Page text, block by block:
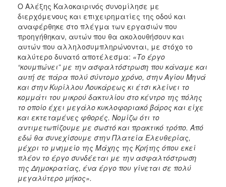
Ο Αλέξης Καλοκαιρινός συνομίλησε με
διερχόμενους και επιχειρηματίες της οδού και
αναφέρθηκε στο πλέγμα των εργασιών που
προηγήθηκαν, αυτών που θα ακολουθήσουν και
αυτών που αλληλοσυμπληρώνονται, με στόχο το
καλύτερο δυνατό αποτέλεσμα: «Το έργο
“κουμπώνει” με την ασφαλτόστρωση που κάναμε και
αυτή σε πάρα πολύ σύντομο χρόνο, στην Αγίου Μηνά
και στην Κυρίλλου Λουκάρεως κι έτσι κλείνει το
κομμάτι του μικρού δακτυλίου στο κέντρο της πόλης
το οποίο έχει μεγάλο κυκλοφοριακό βάρος και είχε
και εκτεταμένες φθορές. Νομίζω ότι το
αντιμετωπίζουμε με σωστό και πρακτικό τρόπο. Από
εδώ θα συνεχίσουμε στην Πλατεία Ελευθερίας,
μέχρι το μνημείο της Μάχης της Κρήτης όπου εκεί
πλέον το έργο συνδέεται με την ασφαλτόστρωση
της Δημοκρατίας, ένα έργο που γίνεται σε πολύ
μεγαλύτερο μήκος».